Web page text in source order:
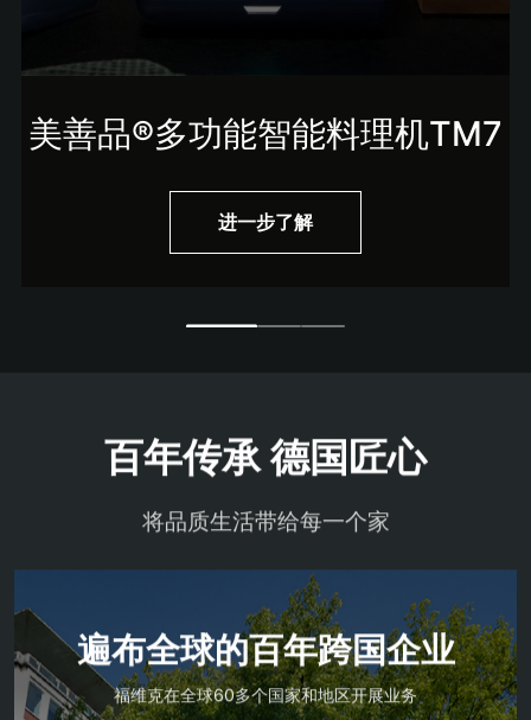
美善品®多功能智能料理机TM7
进一步了解
百年传承 德国匠心
将品质生活带给每一个家
遍布全球的百年跨国企业
福维克在全球60多个国家和地区开展业务